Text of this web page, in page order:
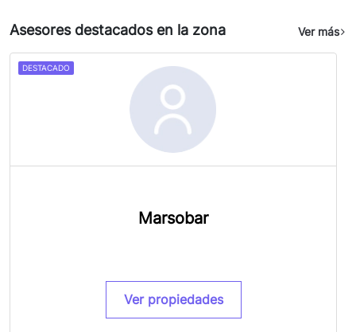
Asesores destacados en la zona Ver más
DESTACADO
Marsobar
Ver propiedades